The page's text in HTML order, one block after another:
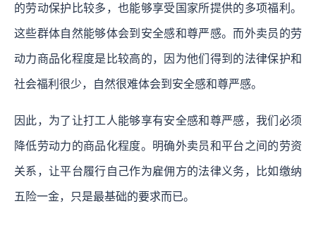
的劳动保护比较多，也能够享受国家所提供的多项福利。
这些群体自然能够体会到安全感和尊严感。而外卖员的劳
动力商品化程度是比较高的，因为他们得到的法律保护和
社会福利很少，自然很难体会到安全感和尊严感。
因此，为了让打工人能够享有安全感和尊严感，我们必须
降低劳动力的商品化程度。明确外卖员和平台之间的劳资
关系，让平台履行自己作为雇佣方的法律义务，比如缴纳
五险一金，只是最基础的要求而已。